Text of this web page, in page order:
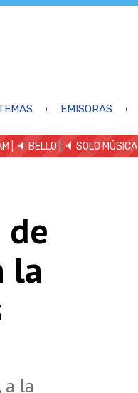
EMISORAS
| 🔈 BELLO 🔈 SOLO MÚSICA
la
a la